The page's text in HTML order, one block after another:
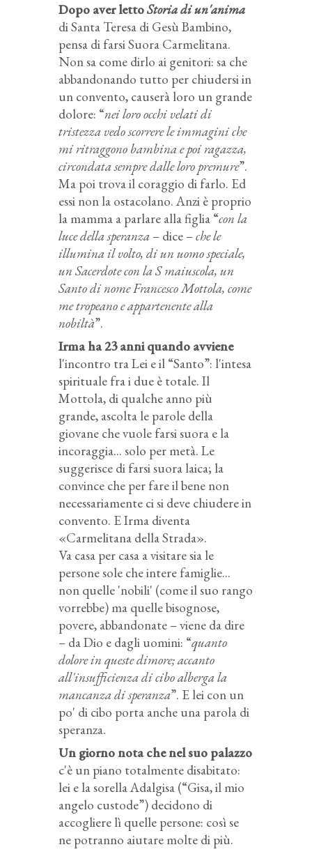
Dopo aver lettoStoria di un'anima
di Santa Teresa di Gesù Bambino,
pensa di farsi Suora Carmelitana.
Non sa come dirlo ai genitori: sa che
abbandonando tutto per chiudersi in
un convento, causerà loro un grande
dolore: “nei loro occhi velati di
tristezza vedo scorrere le immagini che
mi ritraggono bambina e poi ragazza,
circondata sempre dalle loro premure”.
Ma poi trova il coraggio di farlo. Ed
essi non la ostacolano. Anzi è proprio
la mamma a parlare alla figlia “con la
luce della speranza – dice –che le
illumina il volto, di un uomo speciale,
un Sacerdote con la S maiuscola, un
Santo di nome Francesco Mottola, come
me tropeano e appartenente alla
nobiltà”.
Irma ha 23 anni quando avviene
l'incontro tra Lei e il “Santo”: l'intesa
spirituale fra i due è totale. Il
Mottola, di qualche anno più
grande, ascolta le parole della
giovane che vuole farsi suora e la
incoraggia... solo per metà. Le
suggerisce di farsi suora laica; la
convince che per fare il bene non
necessariamente ci si deve chiudere in
convento. E Irma diventa
«Carmelitana della Strada».
Va casa per casa a visitare sia le
persone sole che intere famiglie...
non quelle 'nobili' (come il suo rango
vorrebbe) ma quelle bisognose,
povere, abbandonate – viene da dire
– da Dio e dagli uomini: “quanto
dolore in queste dimore; accanto
all'insufficienza di cibo alberga la
mancanza di speranza”. E lei con un
po' di cibo porta anche una parola di
speranza.
Un giorno nota che nel suo palazzo
c'è un piano totalmente disabitato:
lei e la sorella Adalgisa (“Gisa, il mio
angelo custode”) decidono di
accogliere lì quelle persone: così se
ne potranno aiutare molte di più.